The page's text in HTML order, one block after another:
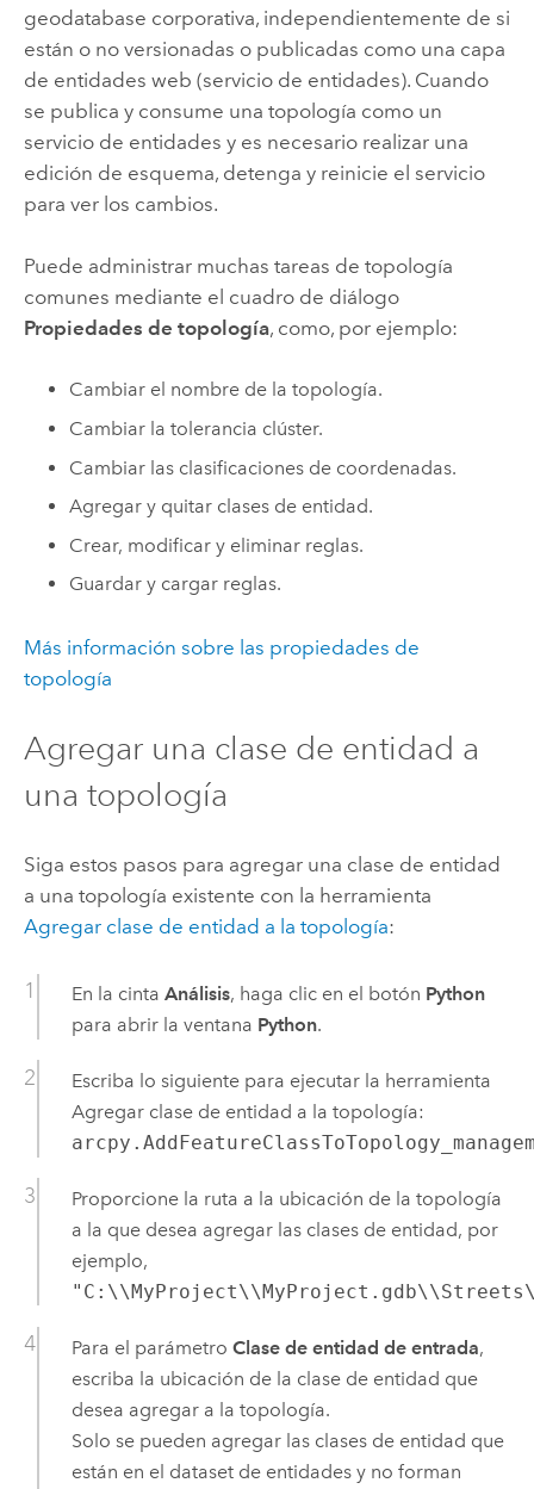
geodatabase corporativa, independientemente de si
están o no versionadas o publicadas como una capa
de entidades web (servicio de entidades). Cuando
se publica y consume una topología como un
servicio de entidades y es necesario realizar una
edición de esquema, detenga y reinicie el servicio
para ver los cambios.
Puede administrar muchas tareas de topología
comunes mediante el cuadro de diálogo
Propiedades de topología, como, por ejemplo:
Cambiar el nombre de la topología.
Cambiar la tolerancia clúster.
Cambiar las clasificaciones de coordenadas.
Agregar y quitar clases de entidad.
Crear, modificar y eliminar reglas.
Guardar y cargar reglas.
Más información sobre las propiedades de
topología
Agregar una clase de entidad a
una topología
Siga estos pasos para agregar una clase de entidad
a una topología existente con la herramienta
Agregar clase de entidad a la topología:
En la cinta Análisis, haga clic en el botón Python
para abrir la ventana Python.
Escriba lo siguiente para ejecutar la herramienta
Agregar clase de entidad a la topología:
Proporcione la ruta a la ubicación de la topología
a la que desea agregar las clases de entidad, por
ejemplo,
Para el parámetro Clase de entidad de entrada,
escriba la ubicación de la clase de entidad que
desea agregar a la topología.
Solo se pueden agregar las clases de entidad que
están en el dataset de entidades y no forman